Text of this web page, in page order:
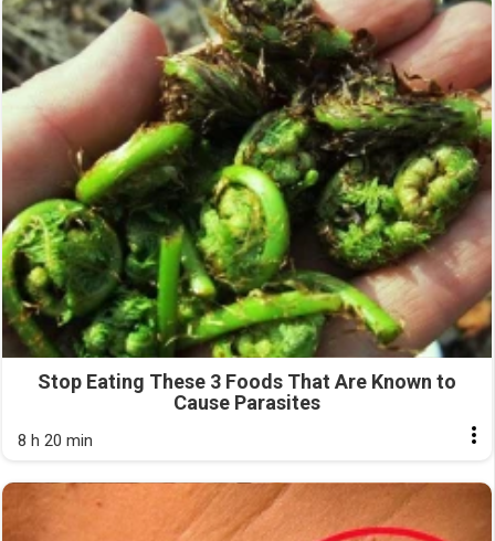
Stop Eating These 3 Foods That Are Known to
Cause Parasites
8 h 20 min